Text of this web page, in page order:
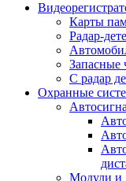
Карты
Радар-
Запасные
С радар
Охранные
Модули и